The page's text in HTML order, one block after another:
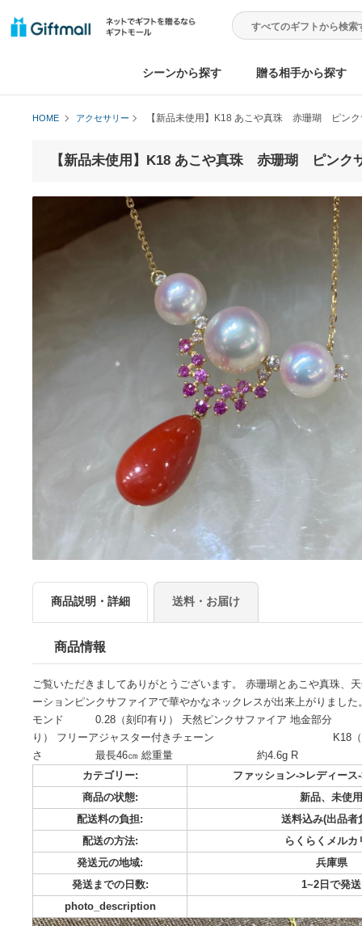
シーンから探す 贈る相手か
商品説明・詳細 送料・お届け
商品情報
ご覧いただきましてありがとうございます。 赤珊瑚とあこや
ーションピンクサファイアで華やかなネックレスが出来上が
モンド 0.28（刻印有り） 天然ピンクサファイ
り） フリーアジャスター付きチェーン K18
さ 最長46㎝ 総重量 約4.6g R
カテゴリー:
ファッション->レ
商品の状態:
新品
配送料の負担: